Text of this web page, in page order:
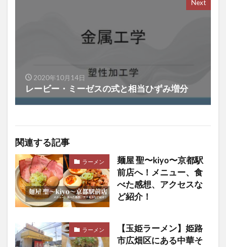
Next
2020年10月14日
レービー・ミーゼスの式と相当ひずみ増分
関連する記事
ラーメン
麺屋 聖〜kiyo〜京都駅
前店へ！メニュー、食
べた感想、アクセスな
ど紹介！
ラーメン
【玉姫ラーメン】姫路
市広畑区にある中華そ